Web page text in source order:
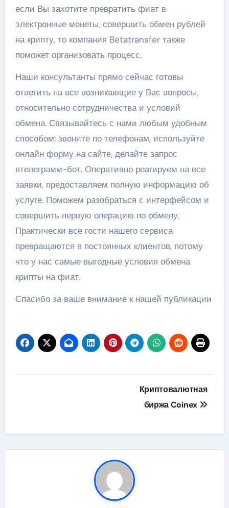
если Вы захотите превратить фиат в
электронные монеты, совершить обмен рублей
на крипту, то компания Betatransfer также
поможет организовать процесс.
Наши консультанты прямо сейчас готовы
ответить на все возникающие у Вас вопросы,
относительно сотрудничества и условий
обмена. Связывайтесь с нами любым удобным
способом: звоните по телефонам, используйте
онлайн форму на сайте, делайте запрос
втелеграмм-бот. Оперативно реагируем на все
заявки, предоставляем полную информацию об
услуге. Поможем разобраться с интерфейсом и
совершить первую операцию по обмену.
Практически все гости нашего сервиса
превращаются в постоянных клиентов, потому
что у нас самые выгодные условия обмена
крипты на фиат.
Спасибо за ваше внимание к нашей публикации
Криптовалютная
биржа Coinex